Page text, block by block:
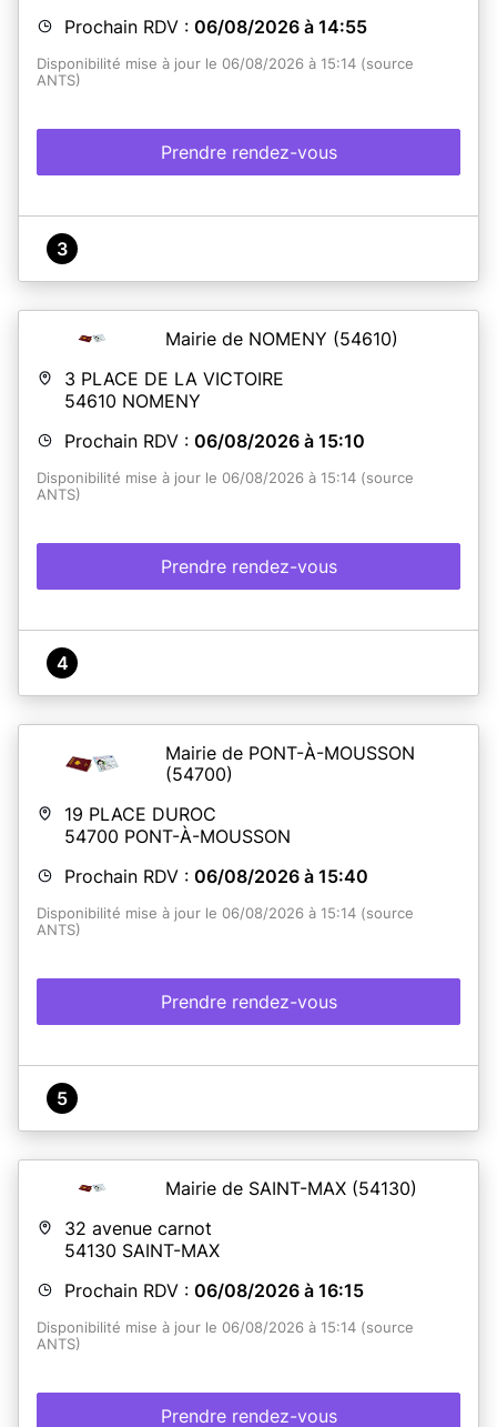
Prochain RDV : 06/08/2026 à 14:55
Disponibilité mise à jour le 06/08/2026 à 15:14 (source
ANTS)
Prendre rendez-vous
3
Mairie de NOMENY (54610)
3 PLACE DE LA VICTOIRE
54610 NOMENY
Prochain RDV : 06/08/2026 à 15:10
Disponibilité mise à jour le 06/08/2026 à 15:14 (source
ANTS)
Prendre rendez-vous
4
Mairie de PONT-À-MOUSSON
(54700)
19 PLACE DUROC
54700 PONT-À-MOUSSON
Prochain RDV : 06/08/2026 à 15:40
Disponibilité mise à jour le 06/08/2026 à 15:14 (source
ANTS)
Prendre rendez-vous
5
Mairie de SAINT-MAX (54130)
32 avenue carnot
54130 SAINT-MAX
Prochain RDV : 06/08/2026 à 16:15
Disponibilité mise à jour le 06/08/2026 à 15:14 (source
ANTS)
Prendre rendez-vous